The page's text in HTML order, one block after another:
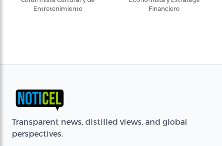
Entretenimiento
Financiero
Transparent news, distilled views, and global
perspectives.